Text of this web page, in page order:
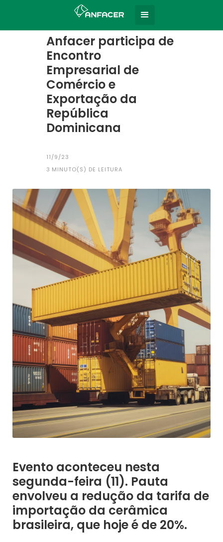
Todas as notícias
Anfacer participa de
Encontro
Empresarial de
Comércio e
Exportação da
República
Dominicana
11/9/23
3 MINUTO(S) DE LEITURA
Evento aconteceu nesta
segunda-feira (11). Pauta
envolveu a redução da tarifa de
importação da cerâmica
brasileira, que hoje é de 20%.